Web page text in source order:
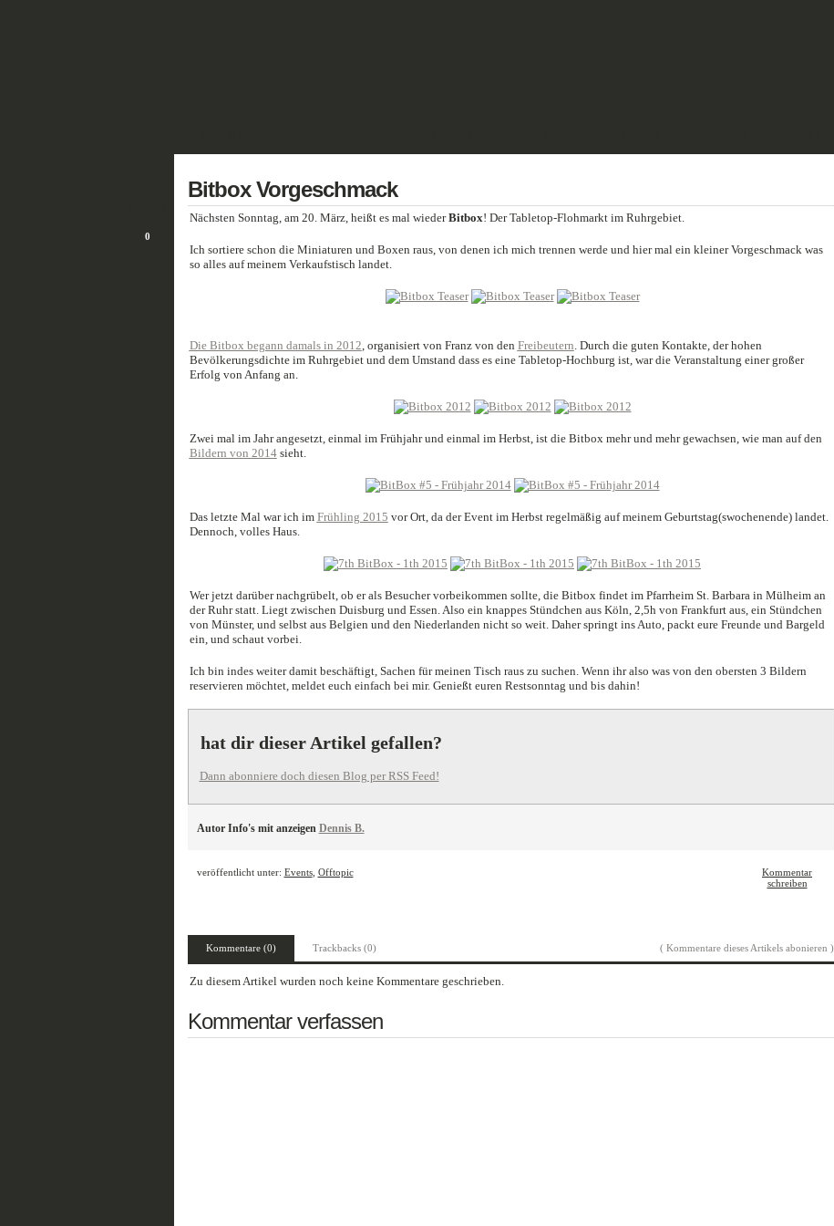
0
Bitbox Vorgeschmack
Nächsten Sonntag, am 20. März, heißt es mal wiederBitbox! Der Tabletop-Flohmarkt im Ruhrgebiet.
Ich sortiere schon die Miniaturen und Boxen raus, von denen ich mich trennen werde und hier mal ein kleiner Vorgeschmack was
so alles auf meinem Verkaufstisch landet.
Die Bitbox begann damals in 2012, organisiert von Franz von den Freibeutern. Durch die guten Kontakte, der hohen
Bevölkerungsdichte im Ruhrgebiet und dem Umstand dass es eine Tabletop-Hochburg ist, war die Veranstaltung einer großer
Erfolg von Anfang an.
Zwei mal im Jahr angesetzt, einmal im Frühjahr und einmal im Herbst, ist die Bitbox mehr und mehr gewachsen, wie man auf den
Bildern von 2014sieht.
Das letzte Mal war ich im Frühling 2015 vor Ort, da der Event im Herbst regelmäßig auf meinem Geburtstag(swochenende) landet.
Dennoch, volles Haus.
Wer jetzt darüber nachgrübelt, ob er als Besucher vorbeikommen sollte, die Bitbox findet im Pfarrheim St. Barbara in Mülheim an
der Ruhr statt. Liegt zwischen Duisburg und Essen. Also ein knappes Stündchen aus Köln, 2,5h von Frankfurt aus, ein Stündchen
von Münster, und selbst aus Belgien und den Niederlanden nicht so weit. Daher springt ins Auto, packt eure Freunde und Bargeld
ein, und schaut vorbei.
Ich bin indes weiter damit beschäftigt, Sachen für meinen Tisch raus zu suchen. Wenn ihr also was von den obersten 3 Bildern
reservieren möchtet, meldet euch einfach bei mir. Genießt euren Restsonntag und bis dahin!
hat dir dieser Artikel gefallen?
Dann abonniere doch diesen Blog per RSS Feed!
Autor Info's mit anzeigen Dennis B.
veröffentlicht unter: Events, Offtopic
Kommentar
schreiben
Kommentare (0) Trackbacks (0) ( Kommentare dieses Artikels abonieren )
Zu diesem Artikel wurden noch keine Kommentare geschrieben.
Kommentar verfassen